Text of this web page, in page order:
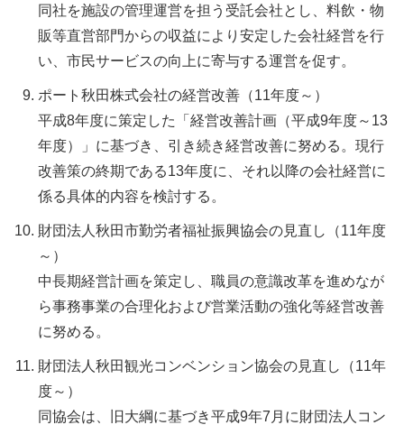
同社を施設の管理運営を担う受託会社とし、料飲・物
販等直営部門からの収益により安定した会社経営を行
い、市民サービスの向上に寄与する運営を促す。
ポート秋田株式会社の経営改善（11年度～）
平成8年度に策定した「経営改善計画（平成9年度～13
年度）」に基づき、引き続き経営改善に努める。現行
改善策の終期である13年度に、それ以降の会社経営に
係る具体的内容を検討する。
財団法人秋田市勤労者福祉振興協会の見直し（11年度
～）
中長期経営計画を策定し、職員の意識改革を進めなが
ら事務事業の合理化および営業活動の強化等経営改善
に努める。
財団法人秋田観光コンベンション協会の見直し（11年
度～）
同協会は、旧大綱に基づき平成9年7月に財団法人コン